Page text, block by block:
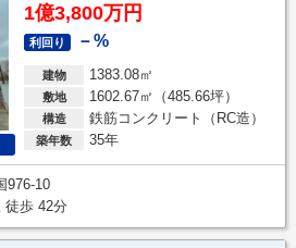
1億3,800万円
利回り －%
建物 1383.08㎡
敷地 1602.67㎡（485.66坪）
構造 鉄筋コンクリート（RC造）
築年数 35年
976-10
徒歩 42分